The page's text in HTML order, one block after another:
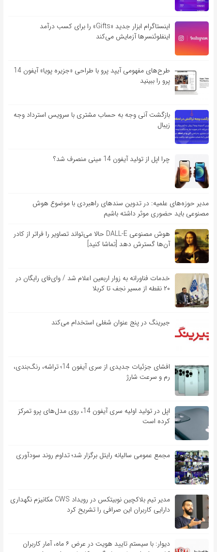
اینستاگرام ابزار جدید «Gifts» را برای کسب درآمد
اینفلوئنسرها آزمایش می‌کند
طرح‌های مفهومی آیپد پرو با طراحی «جزیره پویا» آیفون 14
پرو را ببینید
بازگشت آنی وجه به حساب مشتری با سرویس استرداد وجه
زیبال
چرا اپل از تولید آیفون 14 مینی منصرف شد؟
مدیر حوزه‌های علمیه: در تدوین سندهای راهبردی با موضوع هوش
مصنوعی باید حضوری موثر داشته باشیم
هوش مصنوعی DALL-E حالا می‌تواند تصاویر را فراتر از کادر
آن‌ها گسترش دهد [تماشا کنید]
خدمات فناورانه به زوار اربعین اعلام شد / وای‌فای رایگان در
۲۰ نقطه از مسیر نجف تا کربلا
جیرینگ در پنج عنوان شغلی استخدام می‌کند
افشای جزئیات جدیدی از سری آیفون 14؛ تراشه، رنگ‌بندی،
رم و سرعت شارژ
اپل در تولید اولیه سری آیفون 14، روی مدل‌های پرو تمرکز
کرده است
مجمع عمومی سالیانه رایتل برگزار شد؛ تداوم روند سودآوری
مدیر تیم بلاکچین نوبیتکس در رویداد CWS مکانیزم نگهداری
دارایی کاربران این صرافی را تشریح کرد
دیوار: با سیستم تایید هویت در عرض ۶ ماه، آمار کاربران